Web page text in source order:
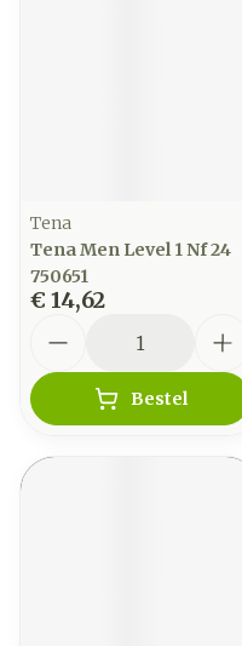
Tena
Tena Men Level 1 Nf 24
750651
€ 14,62
Bestel